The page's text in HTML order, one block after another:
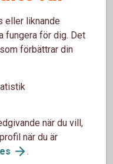
åldrar
är osäker på hur du
för olika
eller liknande
fungera för dig. Det
förbättrar din
när du vill,
när du är
.